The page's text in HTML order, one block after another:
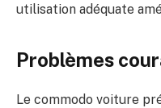
utilisation adéquate
Problèmes
Le commodo voiture